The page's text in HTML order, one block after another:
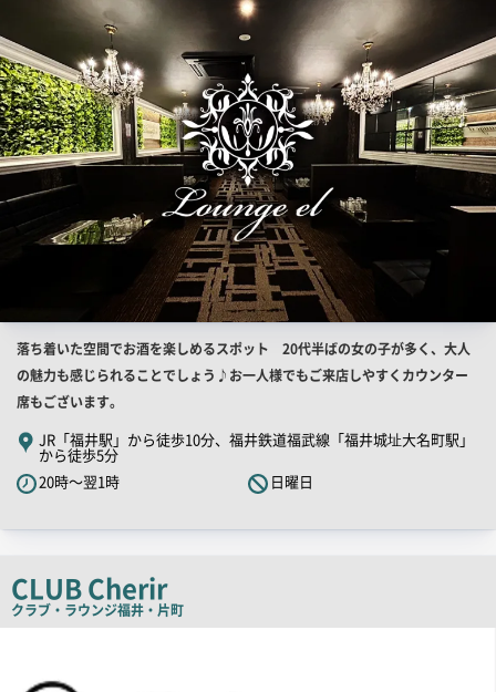
果
一
覧
用
画
像
店
舗
PR
キ
ャ
ッ
コ
ー
落ち着いた空間でお酒を楽しめるスポット 20代半ばの女の子が多く、大人
の魅力も感じられることでしょう♪お一人様でもご来店しやすくカウンター
席もございます。
JR「福井駅」から徒歩10分、福井鉄道福武線「福井城址大名町駅」
から徒歩5分
20時～翌1時
日曜日
CLUB Cherir
クラブ・ラウンジ福井・片町